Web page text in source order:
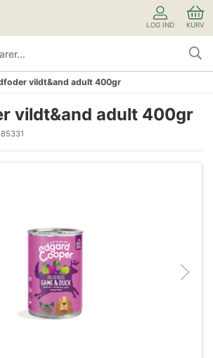
LOG IND KURV
vildt&and adult 400gr
vildt&and adult 400gr